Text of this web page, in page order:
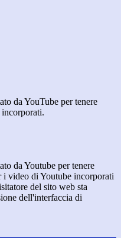
da YouTube per tenere
da Youtube per tenere
i video di Youtube incorporati
del sito web sta
dell'interfaccia di